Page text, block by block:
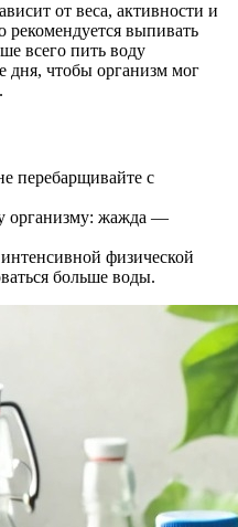
от веса, активности и
выпивать
всего пить воду
дня, чтобы организм мог
перебарщивайте с
организму: жажда —
физической
больше воды.